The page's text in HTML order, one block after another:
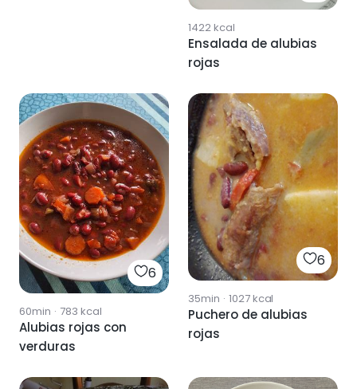
1422kcal
Ensalada de alubias
rojas
6
60min · 783 kcal
Alubias rojas con
verduras
6
35min · 1027kcal
Puchero de alubias
rojas